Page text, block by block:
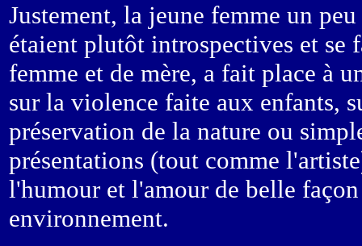
Justement, la jeune femme un
étaient plutôt introspectives et se
femme et de mère, a fait place à
sur la violence faite aux enfants,
préservation de la nature ou
présentations (tout comme
l'humour et l'amour de belle
environnement.